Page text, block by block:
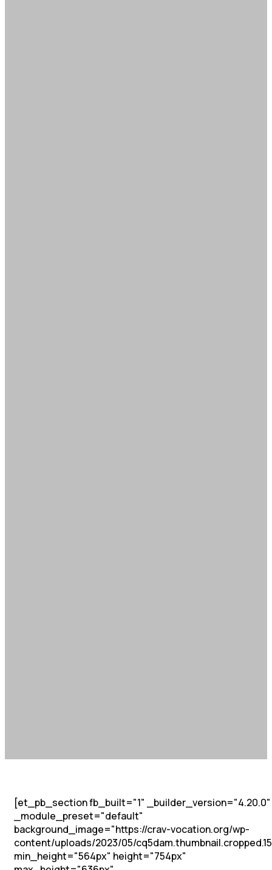
[et_pb_section fb_built="1" _builder_version="4.20.0"
_module_preset="default"
background_image="https://crav-vocation.org/wp-
content/uploads/2023/05/
min_height="564px" height="754px"